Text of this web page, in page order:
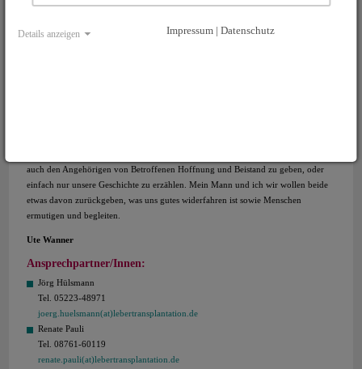
Ansprechpartners vom Verein Lebertransplantierte Deutschland e.V. vergessen,
und uns allein durch sein Erscheinen so viel Hoffnung gegeben hat, dass ein gutes
auch den Angehörigen von Betroffenen Hoffnung und Beistand zu geben, oder
einfach nur unsere Geschichte zu erzählen. Mein Mann und ich wir wollen beide
etwas davon zurückgeben, was uns gutes widerfahren ist sowie Menschen
ermutigen und begleiten.
Ute Wanner
Ansprechpartner/Innen:
Jörg Hülsmann
Tel. 05223-48971
joerg.huelsmann(at)lebertransplantation.de
Renate Pauli
Tel. 08761-60119
renate.pauli(at)lebertransplantation.de
Details anzeigen Impressum | Datenschutz